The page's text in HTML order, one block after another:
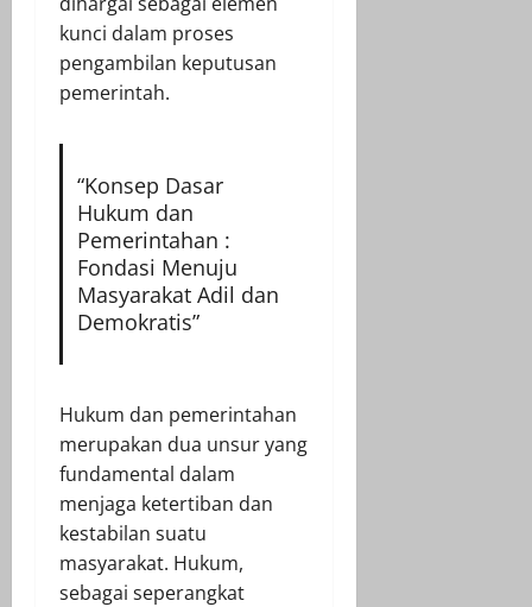
kunci dalam proses
pengambilan keputusan
pemerintah.
“Konsep Dasar
Hukum dan
Pemerintahan :
Fondasi Menuju
Masyarakat Adil dan
Demokratis”
Hukum dan pemerintahan
merupakan dua unsur yang
fundamental dalam
menjaga ketertiban dan
kestabilan suatu
masyarakat. Hukum,
sebagai seperangkat